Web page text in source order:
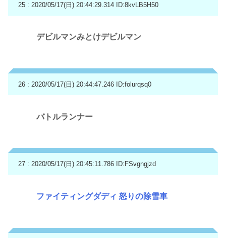
25 : 2020/05/17(日) 20:44:29.314 ID:8kvLB5H50
デビルマンみとけデビルマン
26 : 2020/05/17(日) 20:44:47.246 ID:folurqsq0
バトルランナー
27 : 2020/05/17(日) 20:45:11.786 ID:FSvgngjzd
ファイティングダディ 怒りの除雪車